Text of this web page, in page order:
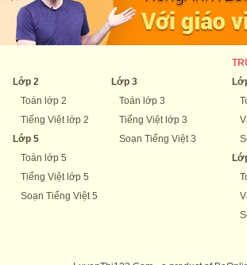
Lớp 2
Toán lớp 2
Tiếng Việt lớp 2
Lớp 5
Toán lớp 5
Tiếng Việt lớp 5
Soạn Tiếng Việt 5
Lớp 3
Toán lớp 3
Tiếng Việt lớp 3
Soạn Tiếng Việt 3